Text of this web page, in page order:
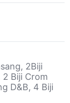
2Biji
Biji Crom
D&B, 4 Biji